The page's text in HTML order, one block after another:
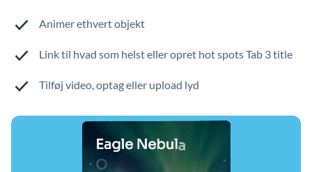
Animer ethvert objekt
Link til hvad som helst eller opret hot spots Tab 3 title
Tilføj video, optag eller upload lyd